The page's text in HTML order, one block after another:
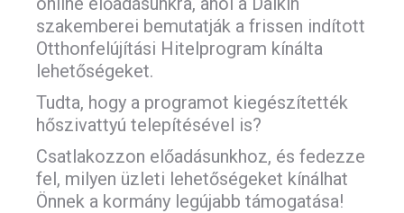
szakemberei bemutatják a frissen indított
Otthonfelújítási Hitelprogram kínálta
lehetőségeket.
Tudta, hogy a programot kiegészítették
hőszivattyú telepítésével is?
Csatlakozzon előadásunkhoz, és fedezze
fel, milyen üzleti lehetőségeket kínálhat
Önnek a kormány legújabb támogatása!